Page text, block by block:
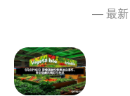
— 最新